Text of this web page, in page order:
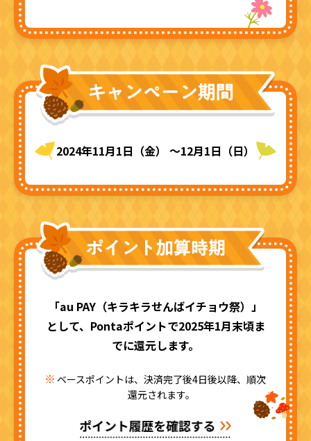
2024年11月1日（金） ～12月1日（日）
「au PAY（キラキラせんばイチョウ祭）」
として、 Pontaポイントで2025年1月末頃ま
でに還元します。
ベースポイントは、決済完了後4日後以降、順次
還元されます。